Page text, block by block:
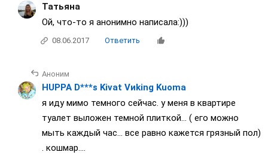
Татьяна
Ой, что-то я анонимно написала:)))
08.06.2017 Ответить
Аноним
HUPPA D***s Kivat Vиking Kuoma
я иду мимо темного сейчас. у меня в квартире
туалет выложен темной плиткой... ( его можно
мыть каждый час... все равно кажется грязный пол)
. кошмар....